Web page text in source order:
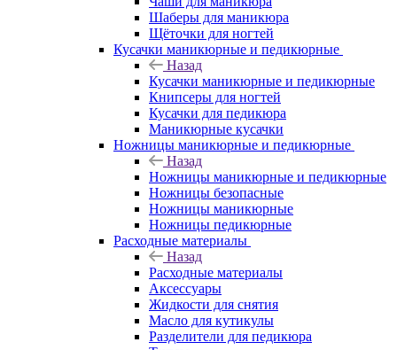
Шаберы для маникюра
Щёточки для ногтей
Кусачки маникюрные и педикюрные
Назад
Кусачки маникюрные и педикюрные
Книпсеры для ногтей
Кусачки для педикюра
Маникюрные кусачки
Ножницы маникюрные и педикюрные
Назад
Ножницы маникюрные и педикюрные
Ножницы безопасные
Ножницы маникюрные
Ножницы педикюрные
Расходные материалы
Назад
Расходные материалы
Аксессуары
Жидкости для снятия
Масло для кутикулы
Разделители для педикюра